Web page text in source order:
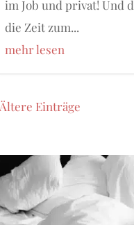
im Job und privat! Und
die Zeit zum...
mehr lesen
Einträge